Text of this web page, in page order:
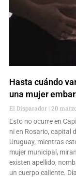
Hasta cuándo
una mujer
El Disparador 20
Esto no ocurre en
ni en Rosario, capital
Uruguay, mientras
mujer municipal,
existen apellido,
un cuerpo caliente.